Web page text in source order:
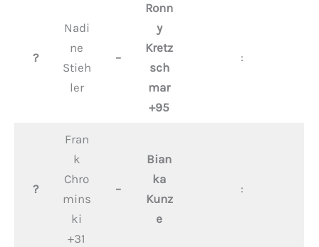
?
Nadi
ne
Stieh
ler
–
Ronn
y
Kretz
sch
mar
+95
:
?
Fran
k
Chro
mins
ki
+31
–
Bian
ka
Kunz
e
: